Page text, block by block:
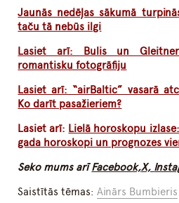
Jaunās nedēļas sākumā
taču tā nebūs ilgi
Lasiet arī: Bulis un
romantisku fotogrāfiju
Lasiet arī: “airBaltic” vasarā
Ko darīt pasažieriem?
Lasiet arī: Lielā horoskopu
gada horoskopi un prognozes
Seko mums arīFacebook,X,
Saistītās tēmas:Ainārs Bumbieris